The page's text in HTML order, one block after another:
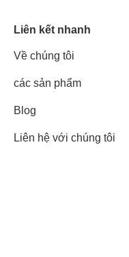
Liên kết nhanh
Về chúng tôi
các sản phẩm
Blog
Liên hệ với chúng tôi